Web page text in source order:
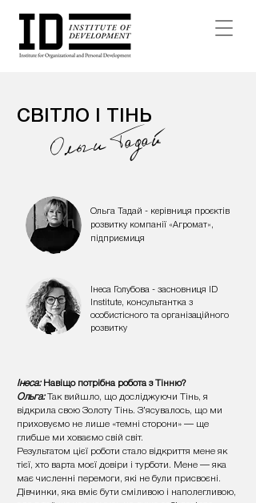
СВІТЛО І ТІНЬ
Ольги Тадай
Ольга Тадай - керівниця проєктів
розвитку компанії «Агромат»,
підприємиця
Інеса Голубова - засновниця ID
Institute, консультантка з
особистісного та організаційного
розвитку
Інеса:Навіщо потрібна робота з Тінню?
Ольга:Так вийшло, що досліджуючи Тінь, я
відкрила свою Золоту Тінь. З’ясувалось, що ми
приховуємо не лише «темні сторони» — ще
глибше ми ховаємо свій світ.
Результатом цієї роботи стало відкриття мене як
тієї, хто варта моєї довіри і турботи. Мене — яка
має численні перемоги, які не були присвоєні.
Дівчинки, яка вміє бути сміливою і наполегливою,